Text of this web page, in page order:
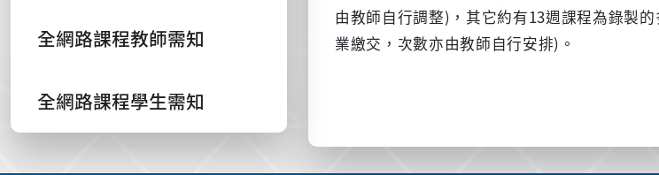
全網路課程教師需知
全網路課程學生需知
由教師自行調整)，其它約有13週課程為錄製
業繳交，次數亦由教師自行安排)。